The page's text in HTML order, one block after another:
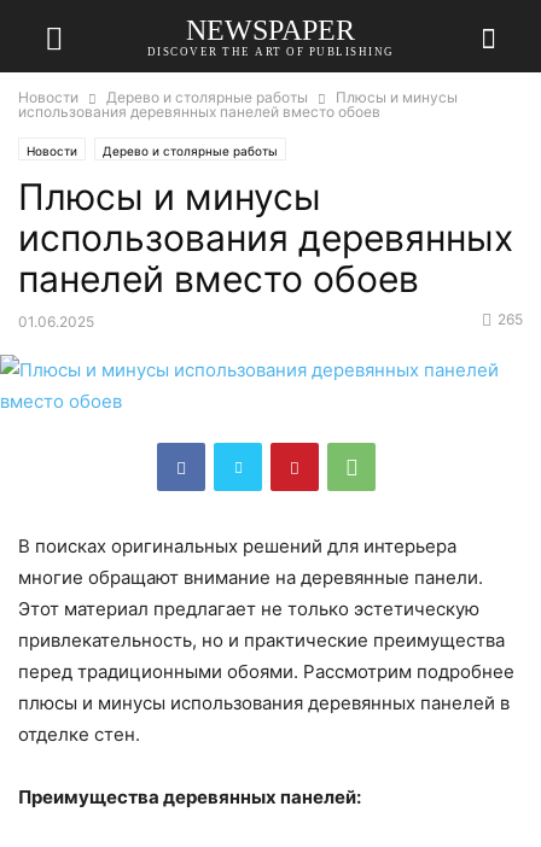
NEWSPAPER
DISCOVER THE ART OF PUBLISHING
Новости Дерево и столярные работы
Плюсы и минусы
использования деревянных панелей вместо обоев
Новости Дерево и столярные работы
Плюсы и минусы
использования деревянных
панелей вместо обоев
01.06.2025 265
В поисках оригинальных решений для интерьера
многие обращают внимание на деревянные панели.
Этот материал предлагает не только эстетическую
привлекательность, но и практические преимущества
перед традиционными обоями. Рассмотрим подробнее
плюсы и минусы использования деревянных панелей в
отделке стен.
Преимущества деревянных панелей: